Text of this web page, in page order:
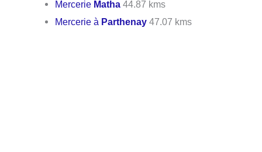
Mercerie Matha 44.87 kms
Mercerie à Parthenay 47.07 kms